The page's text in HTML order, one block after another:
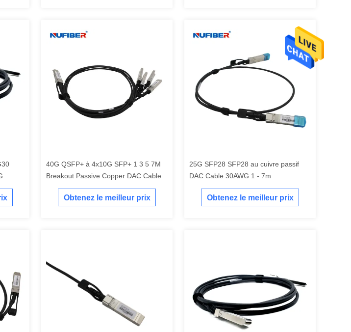
40G QSFP+ à 4x10G SFP+ 1 3 5 7M
Breakout Passive Copper DAC Cable
Obtenez le meilleur prix
25G SFP28 SFP28 au cuivre passif
DAC Cable 30AWG 1 - 7m
Obtenez le meilleur prix